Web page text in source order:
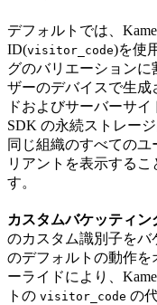
デフォルトでは、
ID(visitor_code)を使
グのバリエーション
ザーのデバイスで生成
ドおよびサーバーサ
SDK の永続ストレー
同じ組織のすべての
リアントを表示する
す。
カスタムバケッティン
のカスタム識別子をバ
のデフォルトの動作
ーライドにより、
トの visitor_code の